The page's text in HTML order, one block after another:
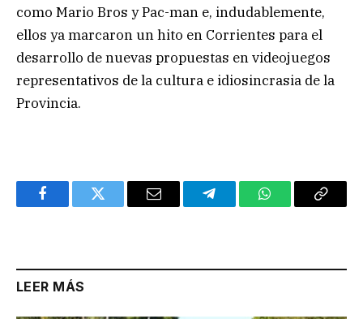
como Mario Bros y Pac-man e, indudablemente,
ellos ya marcaron un hito en Corrientes para el
desarrollo de nuevas propuestas en videojuegos
representativos de la cultura e idiosincrasia de la
Provincia.
FacebookTwitter Email TelegramWhatsAppCopy
LEER MÁS